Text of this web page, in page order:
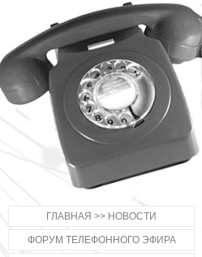
ГЛАВНАЯ >> НОВОСТИ
ФОРУМ ТЕЛЕФОННОГО ЭФИРА